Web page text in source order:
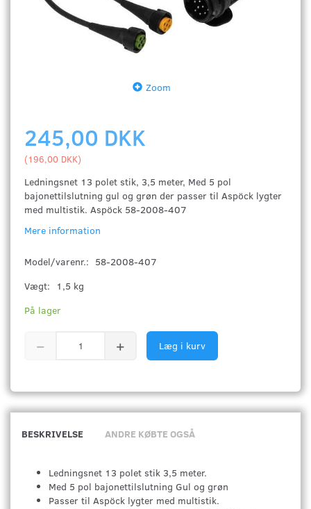
Zoom
245,00 DKK
(196,00 DKK)
Ledningsnet 13 polet stik, 3,5 meter, Med 5 pol
bajonettilslutning gul og grøn der passer til Aspöck lygter
med multistik. Aspöck 58-2008-407
Mere information
Model/varenr.: 58-2008-407
Vægt:
1,5 kg
På lager
Læg i kurv
BESKRIVELSE ANDRE KØBTE OGSÅ
Ledningsnet 13 polet stik 3,5 meter.
Med 5 pol bajonettilslutning Gul og grøn
Passer til Aspöck lygter med multistik.